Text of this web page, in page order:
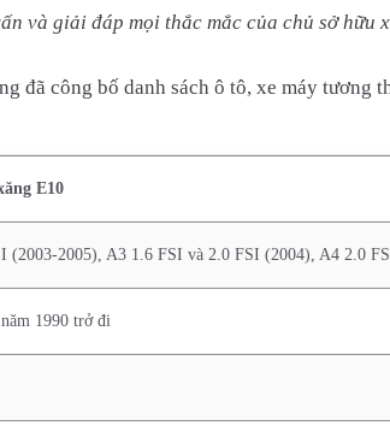
và giải đáp mọi thắc mắc của chủ sở
đã công bố danh sách ô tô, xe máy tương
E10
(2003-2005), A3 1.6 FSI và 2.0 FSI (2004), A4 2.0
1990 trở đi